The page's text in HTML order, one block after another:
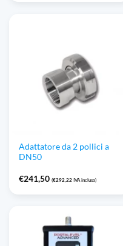
Adattatore da 2 pollici a
DN50
€241,50 (€292,22 IVA inclusa)